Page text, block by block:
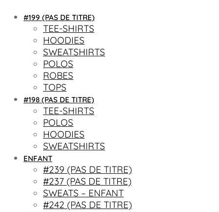
#199 (PAS DE TITRE)
TEE-SHIRTS
HOODIES
SWEATSHIRTS
POLOS
ROBES
TOPS
#198 (PAS DE TITRE)
TEE-SHIRTS
POLOS
HOODIES
SWEATSHIRTS
ENFANT
#239 (PAS DE TITRE)
#237 (PAS DE TITRE)
SWEATS – ENFANT
#242 (PAS DE TITRE)